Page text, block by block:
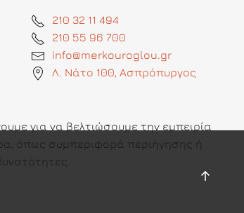
210 32 11 494
210 55 96 700
info@merkouroglou.gr
Λ. Νάτο 100, Ασπρόπυργος
για να βελτιώσουμε την εμπειρία
όπως συμπεριφορά περιήγησης ή